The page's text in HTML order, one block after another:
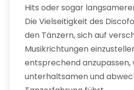
Hits oder sogar
Die Vielseitigkeit des
den Tänzern, sich auf
Musikrichtungen
entsprechend anzupassen,
unterhaltsamen und